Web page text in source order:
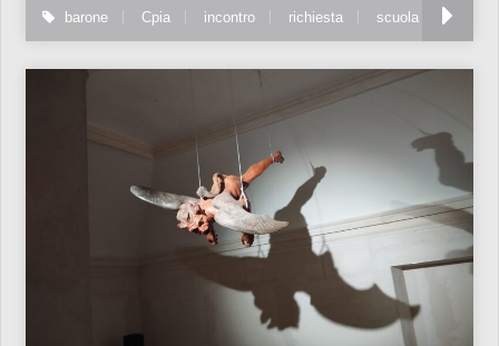
barone Cpia incontro richiesta scuola